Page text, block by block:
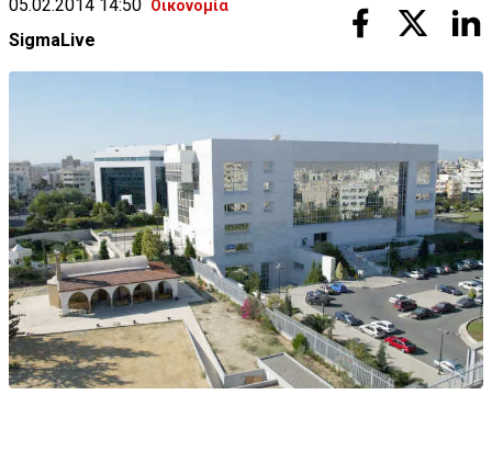
05.02.2014 14:50 Οικονομία
SigmaLive